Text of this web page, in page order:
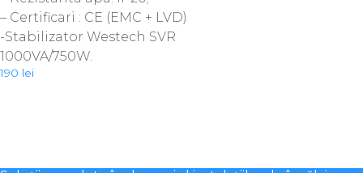
– Certificari : CE (EMC + LVD)
-Stabilizator Westech SVR
1000VA/750W.
190 lei